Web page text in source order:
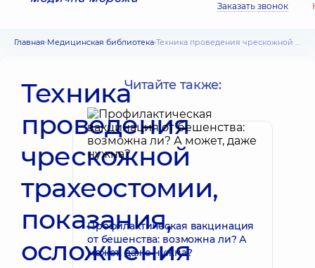
Заказать звонок
Главная Медицинская библиотека Техника проведения чрескожной трахеостомии, показания, осложнения
Техника
проведения
чрескожной
трахеостомии,
показания,
осложнения
Читайте также:
Профилактическая вакцинация
от бешенства: возможна ли? А
может, даже нужна?